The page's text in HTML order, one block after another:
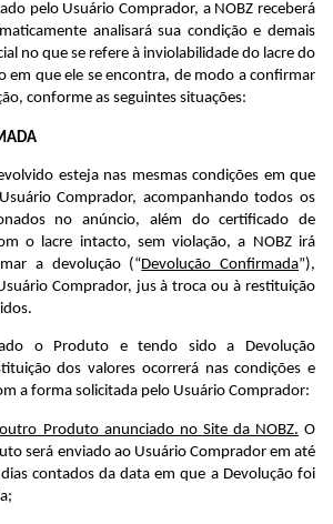
pelo Usuário Comprador, a NOBZ receberá
analisará sua condição e demais
no que se refere à inviolabilidade do lacre do
em que ele se encontra, de modo a confirmar
conforme as seguintes situações:
esteja nas mesmas condições em que
Comprador, acompanhando todos os
no anúncio, além do certificado de
o lacre intacto, sem violação, a NOBZ irá
a devolução (“ Devolução Confirmada”),
Comprador, jus à troca ou à restituição
o Produto e tendo sido a Devolução
dos valores ocorrerá nas condições e
a forma solicitada pelo Usuário Comprador:
Produto anunciado no Site da NOBZ. O
será enviado ao Usuário Comprador em até
contados da data em que a Devolução foi